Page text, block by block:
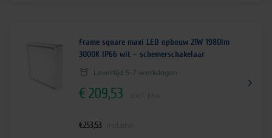
Frame square maxi LED opbouw 21W 1980lm
3000K IP66 wit – schemerschakelaar
Levertijd 5-7 werkdagen
€209,53
€253,53